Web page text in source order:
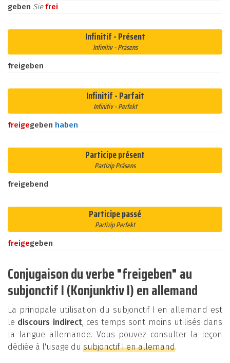
geben Siefrei
Infinitif - Présent
Infinitiv - Präsens
freigeben
Infinitif - Parfait
Infinitiv - Perfekt
freigegeben haben
Participe présent
Partizip Präsens
freigebend
Participe passé
Partizip Perfekt
freigegeben
Conjugaison du verbe "freigeben" au
subjonctif I (Konjunktiv I) en allemand
La principale utilisation du subjonctif I en allemand est
le discours indirect, ces temps sont moins utilisés dans
la langue allemande. Vous pouvez consulter la leçon
dédiée à l'usage du subjonctif I en allemand.